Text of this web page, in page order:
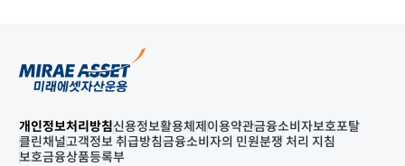
개인정보처리방침신용정보활용체제 이용약관금융소비자보호포탈
클린채널고객정보 취급방침금융소비자의 민원분쟁 처리 지침
보호금융상품등록부